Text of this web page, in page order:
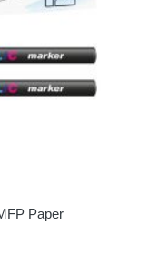
Paper